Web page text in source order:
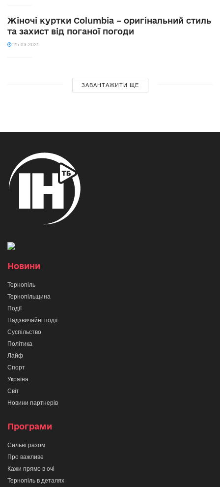
Жіночі куртки Columbia – оригінальний стиль
та захист від поганої погоди
25.03.2025
ЗАВАНТАЖИТИ ЩЕ
Новини
Тернопіль
Тернопільщина
Події
Надзвичайні події
Суспільство
Політика
Лайф
Спорт
Україна
Світ
Новини партнерів
Програми
Сильні разом
Про важливе
Кажи прямо в очі
Тернопіль в деталях